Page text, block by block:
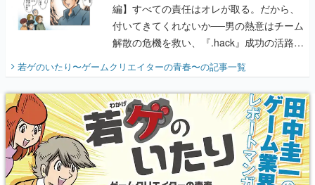
編】すべての責任はオレが取る。だから、
付いてきてくれないか──男の熱意はチーム
解散の危機を救い、『.hack』成功の活路を
『少年ジャンプ』色だった【若ゲのいた
り】
若ゲのいたり〜ゲームクリエイターの青春〜の記事一覧